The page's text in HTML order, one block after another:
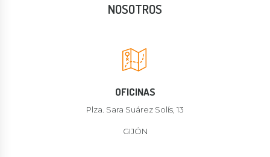
NOSOTROS
OFICINAS
Plza. Sara Suárez Solís, 13
GIJÓN